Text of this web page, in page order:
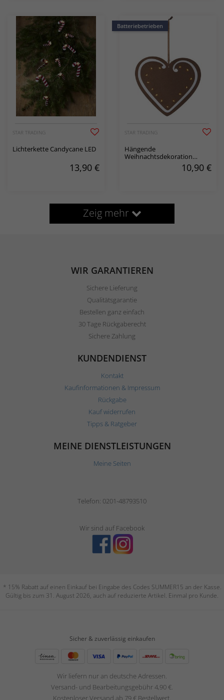
STAR TRADING
Lichterkette Candycane LED
13,90 €
Batteriebetrieben
STAR TRADING
Hängende
Weihnachtsdekoration
10,90 €
Zeig mehr
WIR GARANTIEREN
Sichere Lieferung
Qualitätsgarantie
Bestellen ganz einfach
30 Tage Rückgaberecht
Sichere Zahlung
KUNDENDIENST
Kontakt
Kaufinformationen & Impressum
Rückgabe
Kauf widerrufen
Tipps & Ratgeber
MEINE DIENSTLEISTUNGEN
Meine Seiten
Telefon: 0201-48793510
Wir sind auf Facebook
* 15% Rabatt auf einen Einkauf bei Eingabe des Codes SUMMER15 an der Kasse.
Gültig bis zum 31. August 2026, auch auf reduzierte Artikel. Einmal pro Kunde.
Sicher & zuverlässig einkaufen
Wir liefern nur an deutsche Adressen.
Versand- und Bearbeitungsgebühr 4,90 €.
Kostenloser Versand ab 79 € Bestellwert.